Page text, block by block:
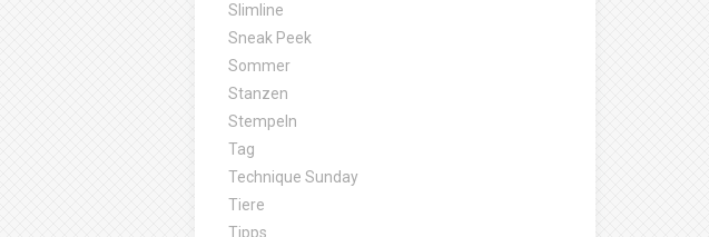
Slimline
Sneak Peek
Sommer
Stanzen
Stempeln
Tag
Technique Sunday
Tiere
Tipps